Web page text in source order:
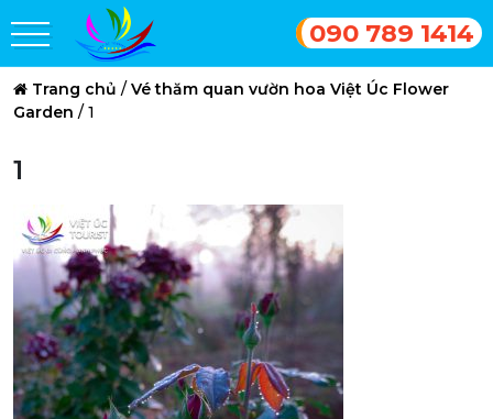
090 789 1414
Trang chủ / Vé thăm quan vườn hoa Việt Úc Flower
Garden / 1
1